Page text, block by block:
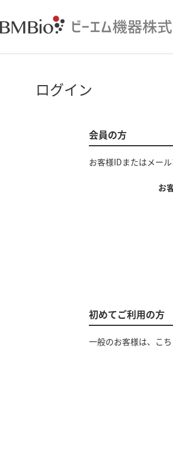
ログイン
会員の方
お客様IDまたはメー
お
初めてご利用の方
一般のお客様は、こ